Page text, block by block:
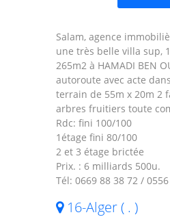
Salam, agence
une très belle villa sup,
265m2 à HAMADI BEN
autoroute avec acte
terrain de 55m x 20m 2
arbres fruitiers toute
Rdc: fini 100/100
1étage fini 80/100
2 et 3 étage brictée
Prix. : 6 milliards 500u.
Tél: 0669 88 38 72 /
16-Alger ( . )